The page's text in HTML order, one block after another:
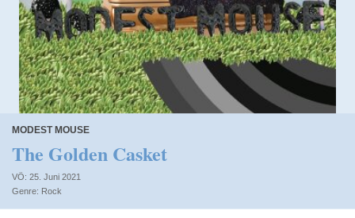
MODEST MOUSE
The Golden Casket
VÖ: 25. Juni 2021
Rock